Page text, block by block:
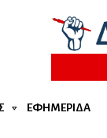
ΕΦΗΜΕΡΊΔΑ